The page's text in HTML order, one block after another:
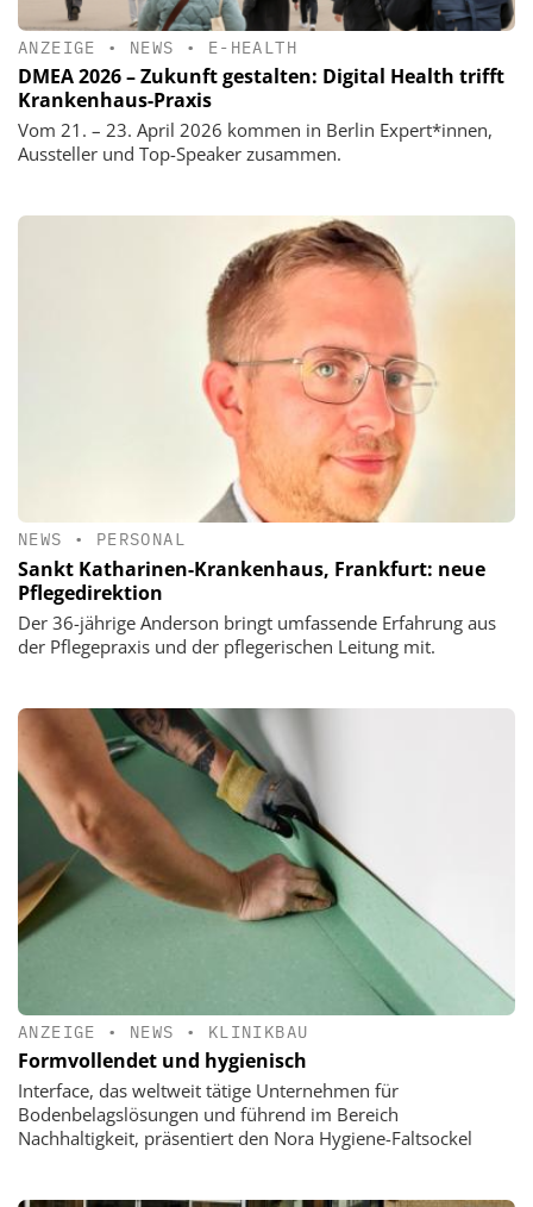
ANZEIGE • NEWS • E-HEALTH
DMEA 2026 – Zukunft gestalten: Digital Health trifft
Krankenhaus-Praxis
Vom 21. – 23. April 2026 kommen in Berlin Expert*innen,
Aussteller und Top-Speaker zusammen.
NEWS • PERSONAL
Sankt Katharinen-Krankenhaus, Frankfurt: neue
Pflegedirektion
Der 36-jährige Anderson bringt umfassende Erfahrung aus
der Pflegepraxis und der pflegerischen Leitung mit.
ANZEIGE • NEWS • KLINIKBAU
Formvollendet und hygienisch
Interface, das weltweit tätige Unternehmen für
Bodenbelagslösungen und führend im Bereich
Nachhaltigkeit, präsentiert den Nora Hygiene-Faltsockel